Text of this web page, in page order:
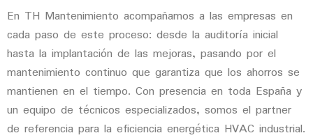
En TH Mantenimiento acompañamos a las empresas en
cada paso de este proceso: desde la auditoría inicial
hasta la implantación de las mejoras, pasando por el
mantenimiento continuo que garantiza que los ahorros se
mantienen en el tiempo. Con presencia en toda España y
un equipo de técnicos especializados, somos el partner
de referencia para la eficiencia energética HVAC industrial.